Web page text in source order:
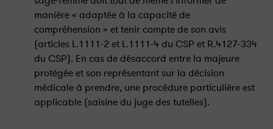
u
i
l
e
c
o
n
s
manière « adaptée à la capacité de
compréhension » et tenir compte de son avis
(articles L.1111-2 et L.1111-4 du CSP et R.4127-334
du CSP). En cas de désaccord entre la majeure
protégée et son représentant sur la décision
médicale à prendre, une procédure particulière est
applicable (saisine du juge des tutelles).